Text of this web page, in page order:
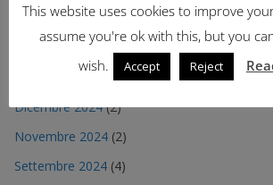
Aprile 2025(2)
(2)
Dicembre 2024(2)
Novembre 2024 (2)
Settembre 2024 (4)
This website uses cookies to improve
assume you're ok with this, but you
wish.
Accept Reject